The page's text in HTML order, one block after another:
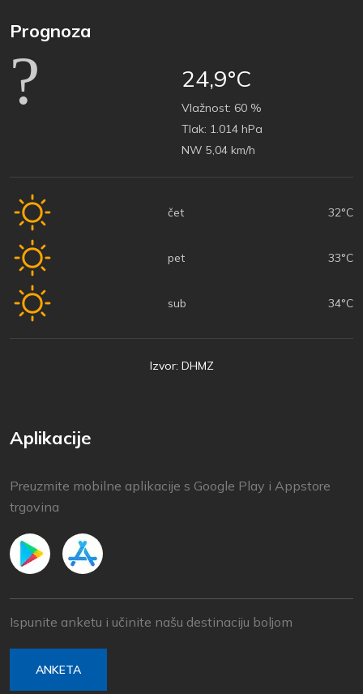
Prognoza
24,9°C
Vlažnost: 60 %
Tlak: 1.014 hPa
NW 5,04 km/h
čet 32°C
pet 33°C
sub 34°C
Izvor: DHMZ
Aplikacije
Preuzmite mobilne aplikacije s Google Play i Appstore
trgovina
Ispunite anketu i učinite našu destinaciju boljom
ANKETA